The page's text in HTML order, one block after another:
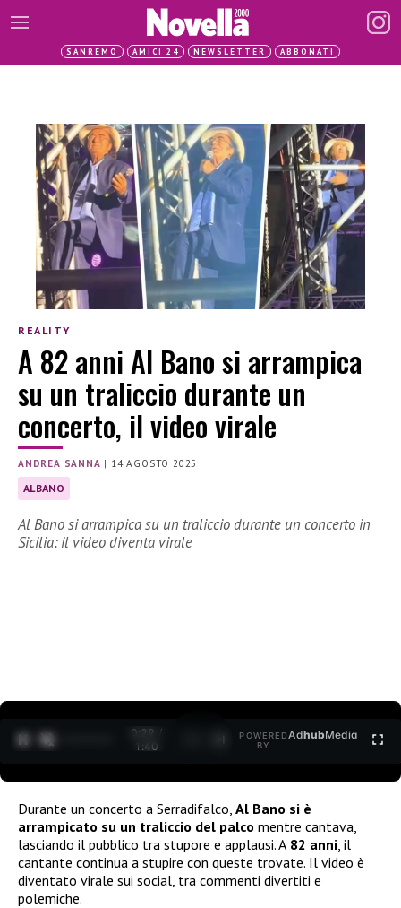
SANREMO AMICI 24 NEWSLETTER ABBONATI
REALITY
A 82 anni Al Bano si arrampica
su un traliccio durante un
concerto, il video virale
ANDREA SANNA | 14 AGOSTO 2025
ALBANO
Al Bano si arrampica su un traliccio durante un concerto in
Sicilia: il video diventa virale
0:30 /
1:40
POWERED
BY
AdhubMedia
Durante un concerto a Serradifalco, Al Bano si è
arrampicato su un traliccio del palco mentre cantava,
lasciando il pubblico tra stupore e applausi. A 82 anni , il
cantante continua a stupire con queste trovate. Il video è
diventato virale sui social, tra commenti divertiti e
polemiche.